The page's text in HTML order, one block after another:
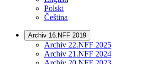
Polski
Čeština
Archiv 16.NFF 2019
Archiv 22.NFF 2025
Archiv 21.NFF 2024